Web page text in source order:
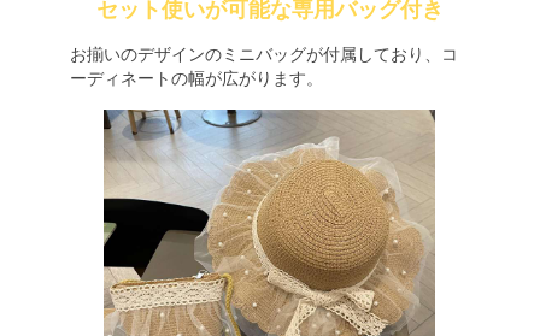
セット使いが可能な専用バッグ付き
お揃いのデザインのミニバッグが付属しており、コ
ーディネートの幅が広がります。